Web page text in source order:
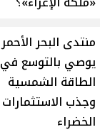
منتدى البحر الأحمر
يوصي بالتوسع في
الطاقة الشمسية
وجذب الاستثمارات
الخضراء